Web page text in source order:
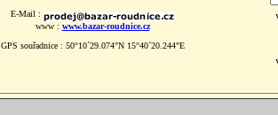
E-Mail :
www : www.bazar-roudnice.cz
GPS souřadnice : 50°10´29.074"N 15°40´20.244"E